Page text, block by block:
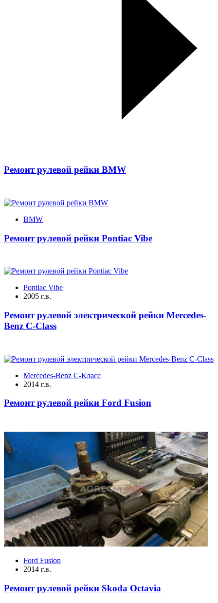
Ремонт рулевой рейки BMW
BMW
Ремонт рулевой рейки Pontiac Vibe
Pontiac Vibe
2005 г.в.
Ремонт рулевой электрической рейки Mercedes-
Benz C-Class
Mercedes-Benz C-Класс
2014 г.в.
Ремонт рулевой рейки Ford Fusion
Ford Fusion
2014 г.в.
Ремонт рулевой рейки Skoda Octavia